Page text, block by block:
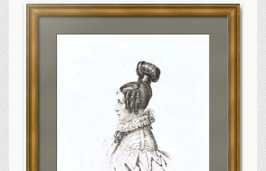
Санкт-Петербург